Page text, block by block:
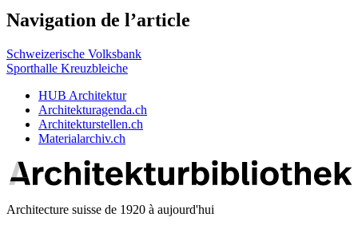
Navigation de l’article
Schweizerische Volksbank
Sporthalle Kreuzbleiche
HUB Architektur
Architekturagenda.ch
Architekturstellen.ch
Materialarchiv.ch
Architecture suisse de 1920 à aujourd'hui